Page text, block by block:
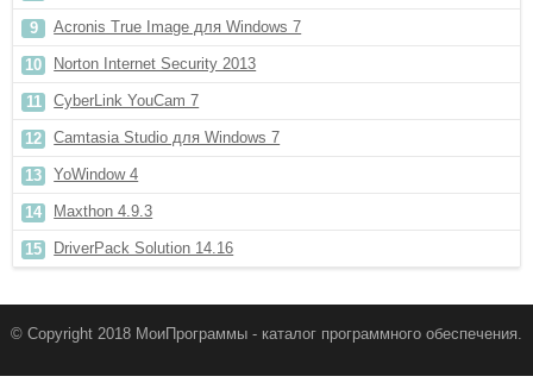
Acronis True Image для Windows 7
Norton Internet Security 2013
CyberLink YouCam 7
Camtasia Studio для Windows 7
YoWindow 4
Maxthon 4.9.3
DriverPack Solution 14.16
© Copyright 2018 МоиПрограммы - каталог программного обеспечения.